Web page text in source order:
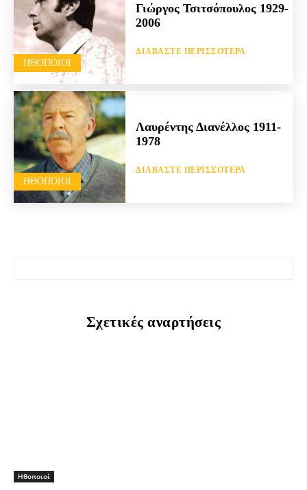
HΘΟΠΟΙΟΊ
Γιώργος Τσιτσόπουλος 1929-
2006
ΔΙΑΒΆΣΤΕ ΠΕΡΙΣΣΌΤΕΡΑ
HΘΟΠΟΙΟΊ
Λαυρέντης Διανέλλος 1911-
1978
ΔΙΑΒΆΣΤΕ ΠΕΡΙΣΣΌΤΕΡΑ
Σχετικές αναρτήσεις
Hθοποιοί